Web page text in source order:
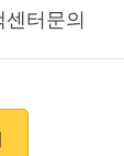
센터문의